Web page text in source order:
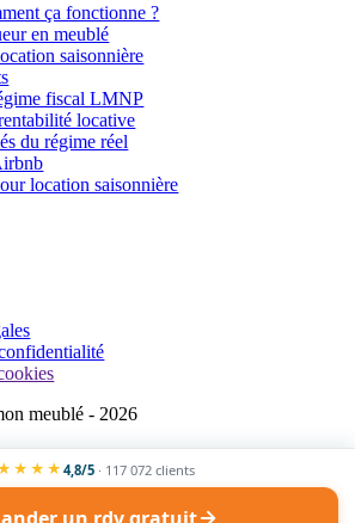
4,8/5 · 117 072 clients
ça fonctionne ?
en meublé
saisonnière
fiscal LMNP
locative
du régime réel
location saisonnière
meublé - 2026